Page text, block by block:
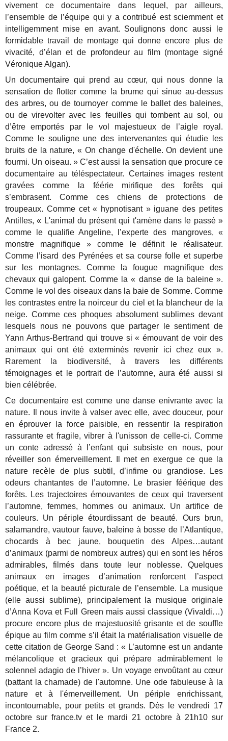
vivement ce documentaire dans lequel, par ailleurs,
l’ensemble de l’équipe qui y a contribué est sciemment et
intelligemment mise en avant. Soulignons donc aussi le
formidable travail de montage qui donne encore plus de
vivacité, d’élan et de profondeur au film (montage signé
Véronique Algan).
Un documentaire qui prend au cœur, qui nous donne la
sensation de flotter comme la brume qui sinue au-dessus
des arbres, ou de tournoyer comme le ballet des baleines,
ou de virevolter avec les feuilles qui tombent au sol, ou
d’être emportés par le vol majestueux de l’aigle royal.
Comme le souligne une des intervenantes qui étudie les
bruits de la nature, « On change d'échelle. On devient une
fourmi. Un oiseau. » C’est aussi la sensation que procure ce
documentaire au téléspectateur. Certaines images restent
gravées comme la féérie mirifique des forêts qui
s’embrasent. Comme ces chiens de protections de
troupeaux. Comme cet« hypnotisant » iguane des petites
Antilles, « L'animal du présent qui t'amène dans le passé »
comme le qualifie Angeline, l’experte des mangroves, «
monstre magnifique » comme le définit le réalisateur.
Comme l’isard des Pyrénées et sa course folle et superbe
sur les montagnes. Comme la fougue magnifique des
chevaux qui galopent. Comme la « danse de la baleine ».
Comme le vol des oiseaux dans la baie de Somme. Comme
les contrastes entre la noirceur du ciel et la blancheur de la
neige. Comme ces phoques absolument sublimes devant
lesquels nous ne pouvons que partager le sentiment de
Yann Arthus-Bertrand qui trouve si « émouvant de voir des
animaux qui ont été exterminés revenir ici chez eux ».
Rarement la biodiversité, à travers les différents
témoignages et le portrait de l’automne, aura été aussi si
bien célébrée.
Ce documentaire est comme une danse enivrante avec la
nature. Il nous invite à valser avec elle, avec douceur, pour
en éprouver la force paisible, en ressentir la respiration
rassurante et fragile, vibrer à l'unisson de celle-ci. Comme
un conte adressé à l’enfant qui subsiste en nous, pour
réveiller son émerveillement. Il met en exergue ce que la
nature recèle de plus subtil, d’infime ou grandiose. Les
odeurs chantantes de l’automne. Le brasier féérique des
forêts. Les trajectoires émouvantes de ceux qui traversent
l’automne, femmes, hommes ou animaux. Un artifice de
couleurs. Un périple étourdissant de beauté. Ours brun,
salamandre, vautour fauve, baleine à bosse de l’Atlantique,
chocards à bec jaune, bouquetin des Alpes…autant
d’animaux (parmi de nombreux autres) qui en sont les héros
admirables, filmés dans toute leur noblesse. Quelques
animaux en images d’animation renforcent l’aspect
poétique, et la beauté picturale de l’ensemble. La musique
(elle aussi sublime), principalement la musique originale
d’Anna Kova et Full Green mais aussi classique (Vivaldi…)
procure encore plus de majestuosité grisante et de souffle
épique au film comme s’il était la matérialisation visuelle de
cette citation de George Sand : « L’automne est un andante
mélancolique et gracieux qui prépare admirablement le
solennel adagio de l’hiver ». Un voyage envoûtant au cœur
(battant la chamade) de l'automne. Une ode fabuleuse à la
nature et à l'émerveillement. Un périple enrichissant,
incontournable, pour petits et grands. Dès le vendredi 17
octobre sur france.tv et le mardi 21 octobre à 21h10 sur
France 2.